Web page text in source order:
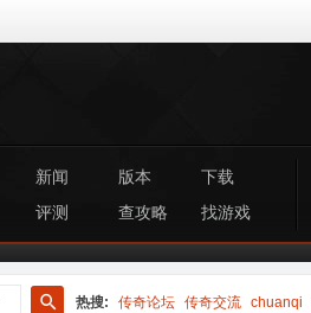
新闻 版本
下载
评测
查攻略 找游戏
热搜: 传奇论坛 传奇交流 chuanqi